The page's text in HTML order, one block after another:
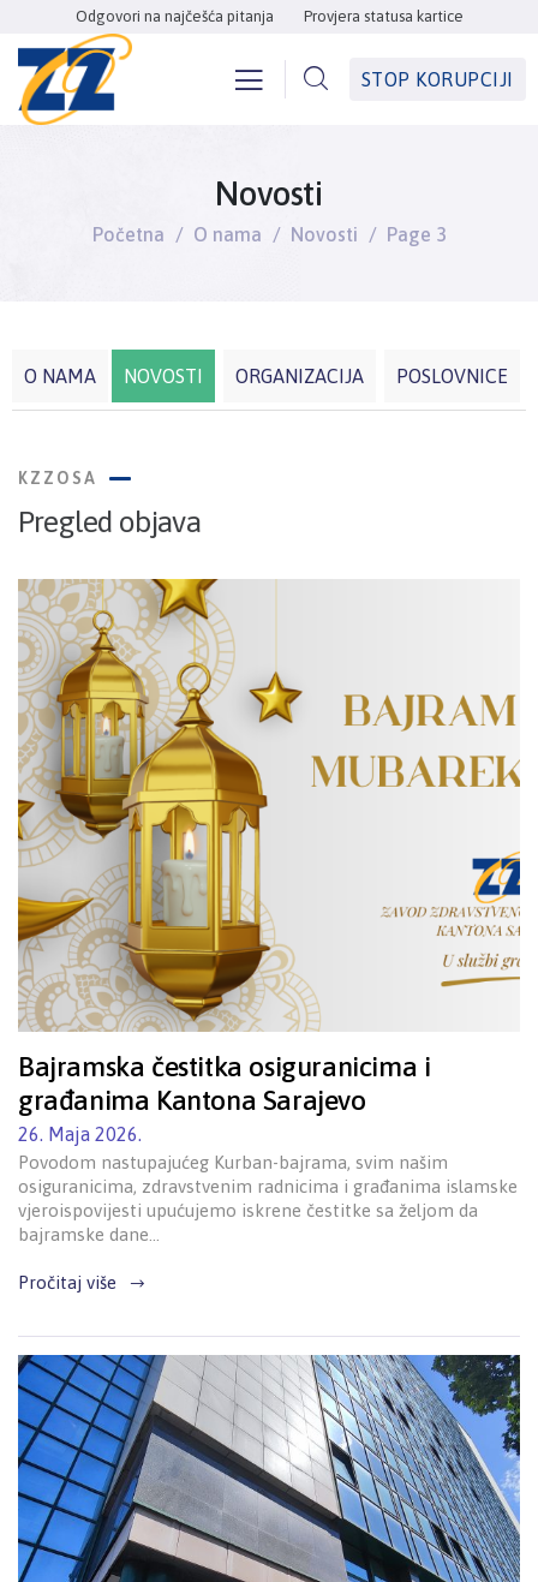
Odgovori na najčešća pitanja Provjera statusa kartice
STOP KORUPCIJI
Novosti
Početna O nama Novosti Page 3
O NAMA NOVOSTI ORGANIZACIJA POSLOVNICE
KZZOSA
Pregled objava
Bajramska čestitka osiguranicima i
građanima Kantona Sarajevo
26. Maja 2026.
Povodom nastupajućeg Kurban-bajrama, svim našim
osiguranicima, zdravstvenim radnicima i građanima islamske
vjeroispovijesti upućujemo iskrene čestitke sa željom da
bajramske dane…
Pročitaj više